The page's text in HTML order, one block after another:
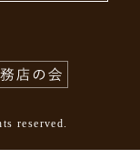
reserved.